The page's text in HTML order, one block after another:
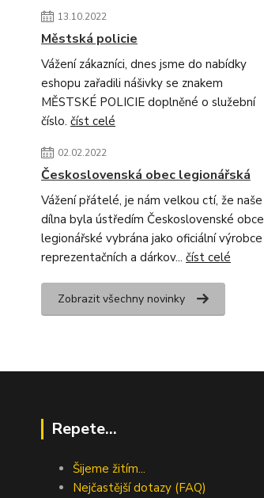
13.10.2022
Městská policie
Vážení zákazníci, dnes jsme do nabídky
eshopu zařadili nášivky se znakem
MĚSTSKÉ POLICIE doplněné o služební
číslo. číst celé
02.02.2022
Československá obec legionářská
Vážení přátelé, je nám velkou ctí, že naše
dílna byla ústředím Československé obce
legionářské vybrána jako oficiální výrobce
reprezentačních a dárkov... číst celé
Zobrazit všechny novinky
Repete...
Šijeme žitím...
Nejčastější dotazy (FAQ)